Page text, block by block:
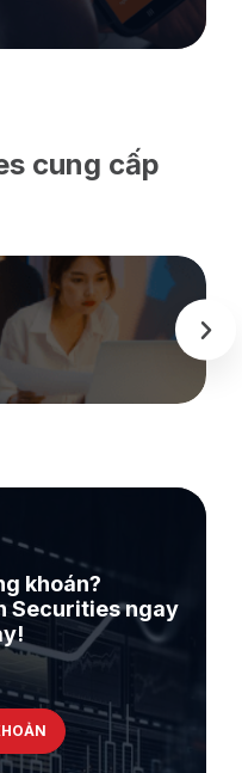
cung cấp
khoán?
Securities ngay